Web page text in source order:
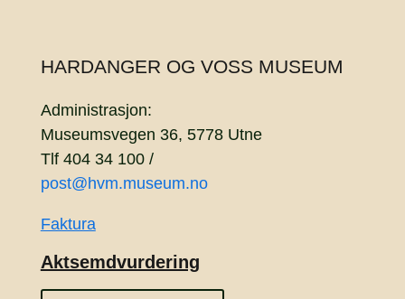
HARDANGER OG VOSS MUSEUM
Administrasjon:
Museumsvegen 36, 5778 Utne
Tlf 404 34 100 /
post@hvm.museum.no
Faktura
Aktsemdvurdering